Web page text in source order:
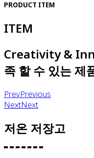
PRODUCT ITEM
ITEM
Creativity &
족 할 수 있는 제
PrevPrevious
NextNext
저온 저장고